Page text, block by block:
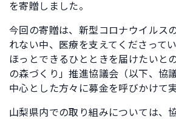
を寄贈しました。
今回の寄贈は、新型コロナウイルス
れない中、医療を支えてくださって
ほっとできるひとときを届けたいと
の森づくり」推進協議会（以下、協
中心とした方々に募金を呼びかけて
山梨県内での取り組みについては、